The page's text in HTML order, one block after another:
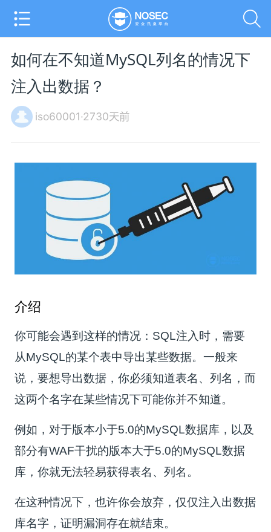
如何在不知道MySQL列名的情况下
注入出数据？
iso60001·2730天前
介绍
你可能会遇到这样的情况：SQL注入时，需要
从MySQL的某个表中导出某些数据。一般来
说，要想导出数据，你必须知道表名、列名，而
这两个名字在某些情况下可能你并不知道。
例如，对于版本小于5.0的MySQL数据库，以及
部分有WAF干扰的版本大于5.0的MySQL数据
库，你就无法轻易获得表名、列名。
在这种情况下，也许你会放弃，仅仅注入出数据
库名字，证明漏洞存在就结束。